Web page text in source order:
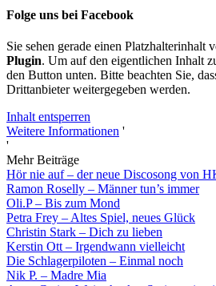
Folge uns bei Facebook
Sie sehen gerade einen Platzhalterinhalt
Plugin. Um auf den eigentlichen Inhalt
den Button unten. Bitte beachten Sie,
Drittanbieter weitergegeben werden.
Inhalt entsperren
Weitere Informationen '
'
Mehr Beiträge
Hör nie auf – der neue Discosong von
Ramon Roselly – Männer tun’s immer
Oli.P – Bis zum Mond
Petra Frey – Altes Spiel, neues Glück
Christin Stark – Dich zu lieben
Kerstin Ott – Irgendwann vielleicht
Die Schlagerpiloten – Einmal noch
Nik P. – Madre Mia